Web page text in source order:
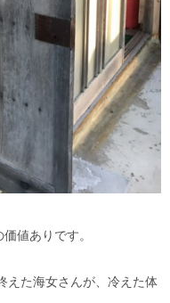
値ありです。
えた海女さんが、冷えた体